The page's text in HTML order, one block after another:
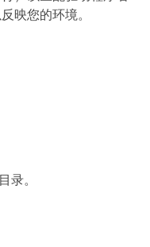
映您的环境。
目录。